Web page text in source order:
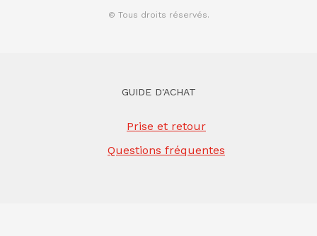
© Tous droits réservés.
GUIDE D'ACHAT
Prise et retour
Questions fréquentes